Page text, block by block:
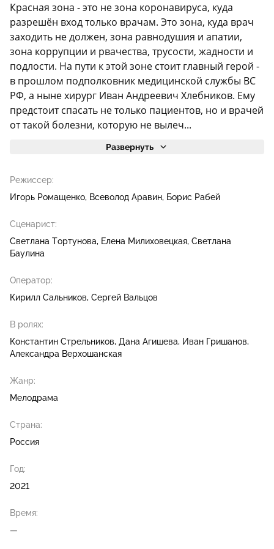
Красная зона - это не зона коронавируса, куда
разрешён вход только врачам. Это зона, куда врач
заходить не должен, зона равнодушия и апатии,
зона коррупции и рвачества, трусости, жадности и
подлости. На пути к этой зоне стоит главный герой -
в прошлом подполковник медицинской службы ВС
РФ, а ныне хирург Иван Андреевич Хлебников. Ему
предстоит спасать не только пациентов, но и врачей
от такой болезни, которую не вылеч...
Развернуть
Режиссер:
Игорь Ромащенко Всеволод Аравин Борис Рабей
Сценарист:
Светлана Тортунова Елена Милиховецкая Светлана
Баулина
Оператор:
Кирилл Сальников Сергей Вальцов
В ролях:
Константин Стрельников Дана Агишева Иван Гришанов
Александра Верхошанская
Жанр:
Мелодрама
Страна:
Россия
Год:
2021
Время:
—